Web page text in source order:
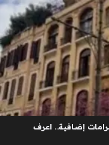
إضافية.. اعرف